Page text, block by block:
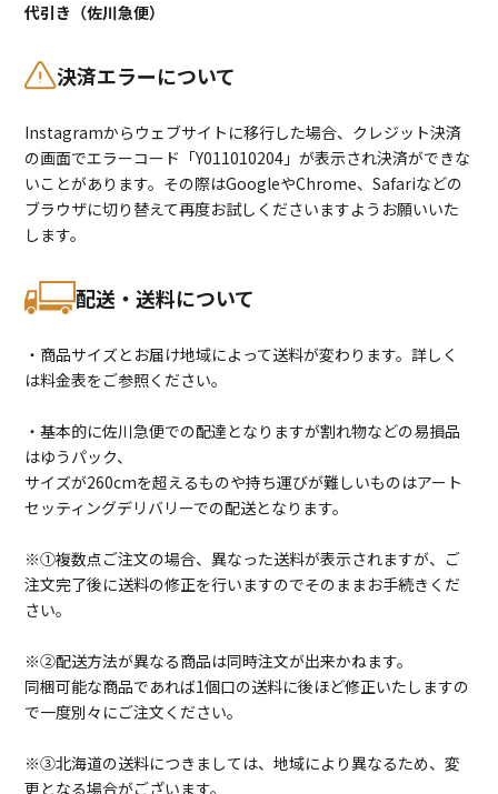
代引き（佐川急便）
決済エラーについて
Instagramからウェブサイトに移行した場合、クレジット決済
の画面でエラーコード「Y011010204」が表示され決済ができな
いことがあります。その際はGoogleやChrome、Safariなどの
ブラウザに切り替えて再度お試しくださいますようお願いいた
します。
配送・送料について
・商品サイズとお届け地域によって送料が変わります。詳しく
は料金表をご参照ください。
・基本的に佐川急便での配達となりますが割れ物などの易損品
はゆうパック、
サイズが260cmを超えるものや持ち運びが難しいものはアート
セッティングデリバリーでの配送となります。
※①複数点ご注文の場合、異なった送料が表示されますが、ご
注文完了後に送料の修正を行いますのでそのままお手続きくだ
さい。
※②配送方法が異なる商品は同時注文が出来かねます。
同梱可能な商品であれば1個口の送料に後ほど修正いたしますの
で一度別々にご注文ください。
※③北海道の送料につきましては、地域により異なるため、変
更となる場合がございます。